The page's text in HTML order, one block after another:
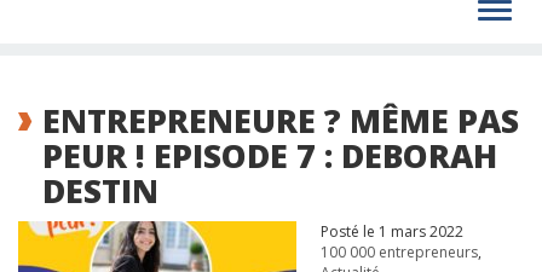
ENTREPRENEURE ? MÊME PAS
PEUR ! EPISODE 7 : DEBORAH
DESTIN
Posté le 1 mars 2022
100 000 entrepreneurs,